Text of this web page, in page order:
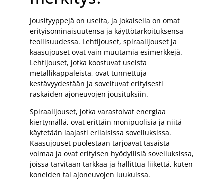
Jousityyppejä on useita, ja jokaisella on omat
erityisominaisuutensa ja käyttötarkoituksensa
teollisuudessa. Lehtijouset, spiraalijouset ja
kaasujouset ovat vain muutamia esimerkkejä.
Lehtijouset, jotka koostuvat useista
metallikappaleista, ovat tunnettuja
kestävyydestään ja soveltuvat erityisesti
raskaiden ajoneuvojen jousituksiin.
Spiraalijouset, jotka varastoivat energiaa
kiertymällä, ovat erittäin monipuolisia ja niitä
käytetään laajasti erilaisissa sovelluksissa.
Kaasujouset puolestaan tarjoavat tasaista
voimaa ja ovat erityisen hyödyllisiä sovelluksissa,
joissa tarvitaan tarkkaa ja hallittua liikettä, kuten
koneiden tai ajoneuvojen luukuissa.